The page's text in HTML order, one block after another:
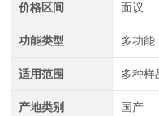
价格区间 面议
功能类型 多功能
适用范围 多种样
产地类别 国产